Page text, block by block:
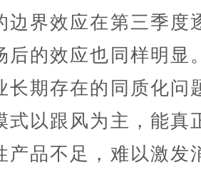
边界效应在第三季度
后的效应也同样明显
长期存在的同质化问
式以跟风为主，能真
产品不足，难以激发